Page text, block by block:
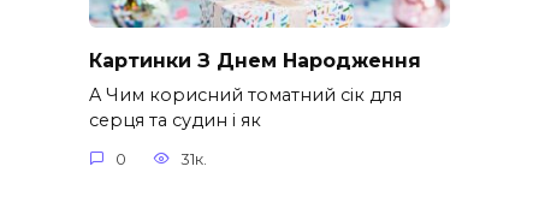
Картинки З Днем Народження
A Чим корисний томатний сік для
серця та судин і як
0 31к.